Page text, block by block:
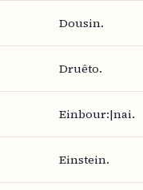
Dousin.
Druêto.
Einbour:|nai.
Einstein.